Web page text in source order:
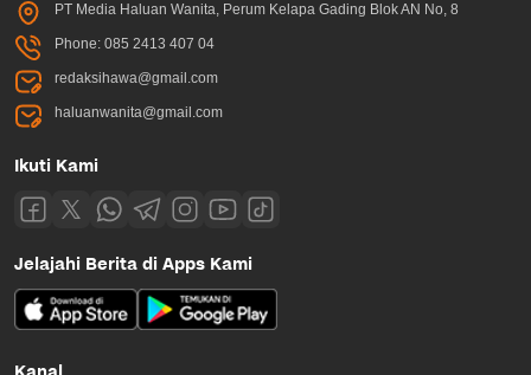
PT Media Haluan Wanita, Perum Kelapa Gading Blok AN No, 8
Phone: 085 2413 407 04
redaksihawa@gmail.com
haluanwanita@gmail.com
Ikuti Kami
Jelajahi Berita di Apps Kami